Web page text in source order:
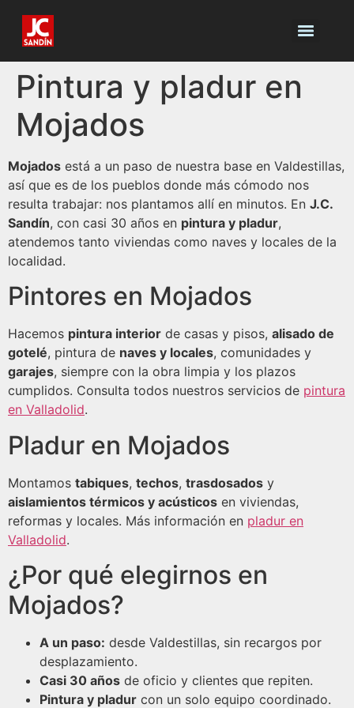
Pintura y pladur en
Mojados
Mojados está a un paso de nuestra base en Valdestillas,
así que es de los pueblos donde más cómodo nos
resulta trabajar: nos plantamos allí en minutos. En J.C.
Sandín, con casi 30 años en pintura y pladur,
atendemos tanto viviendas como naves y locales de la
localidad.
Pintores en Mojados
Hacemos pintura interior de casas y pisos, alisado de
gotelé, pintura de naves y locales, comunidades y
garajes, siempre con la obra limpia y los plazos
cumplidos. Consulta todos nuestros servicios de pintura
en Valladolid.
Pladur en Mojados
Montamos tabiques, techos, trasdosados y
aislamientos térmicos y acústicos en viviendas,
reformas y locales. Más información en pladur en
Valladolid.
¿Por qué elegirnos en
Mojados?
A un paso: desde Valdestillas, sin recargos por
desplazamiento.
Casi 30 años de oficio y clientes que repiten.
Pintura y pladur con un solo equipo coordinado.